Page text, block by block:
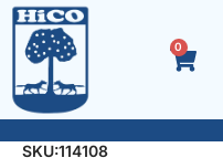
0
RUEDA POLIPROP.
SKU:114108